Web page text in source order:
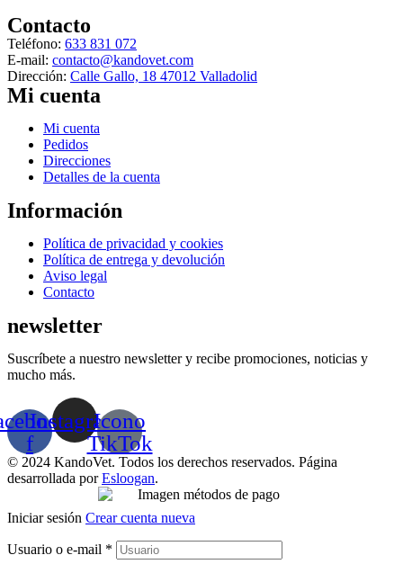
Contacto
Teléfono: 633 831 072
E-mail: contacto@kandovet.com
Dirección: Calle Gallo, 18 47012 Valladolid
Mi cuenta
Menú
Mi cuenta
Pedidos
Direcciones
Detalles de la cuenta
Información
Menú
Política de privacidad y cookies
Política de entrega y devolución
Aviso legal
Contacto
newsletter
Suscríbete a nuestro newsletter y recibe promociones, noticias y
mucho más.
f
InstagramIcono
TikTok
© 2024 KandoVet. Todos los derechos reservados. Página
desarrollada porEsloogan.
Iniciar sesión Crear cuenta nueva
Usuario o e-mail *